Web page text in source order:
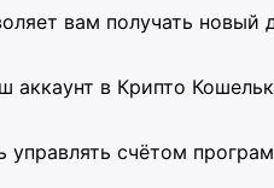
вам получать новый
аккаунт в Крипто
управлять счётом